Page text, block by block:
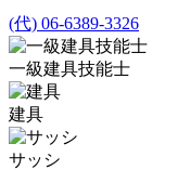
(代) 06-6389-3326
一級建具技能士
建具
サッシ